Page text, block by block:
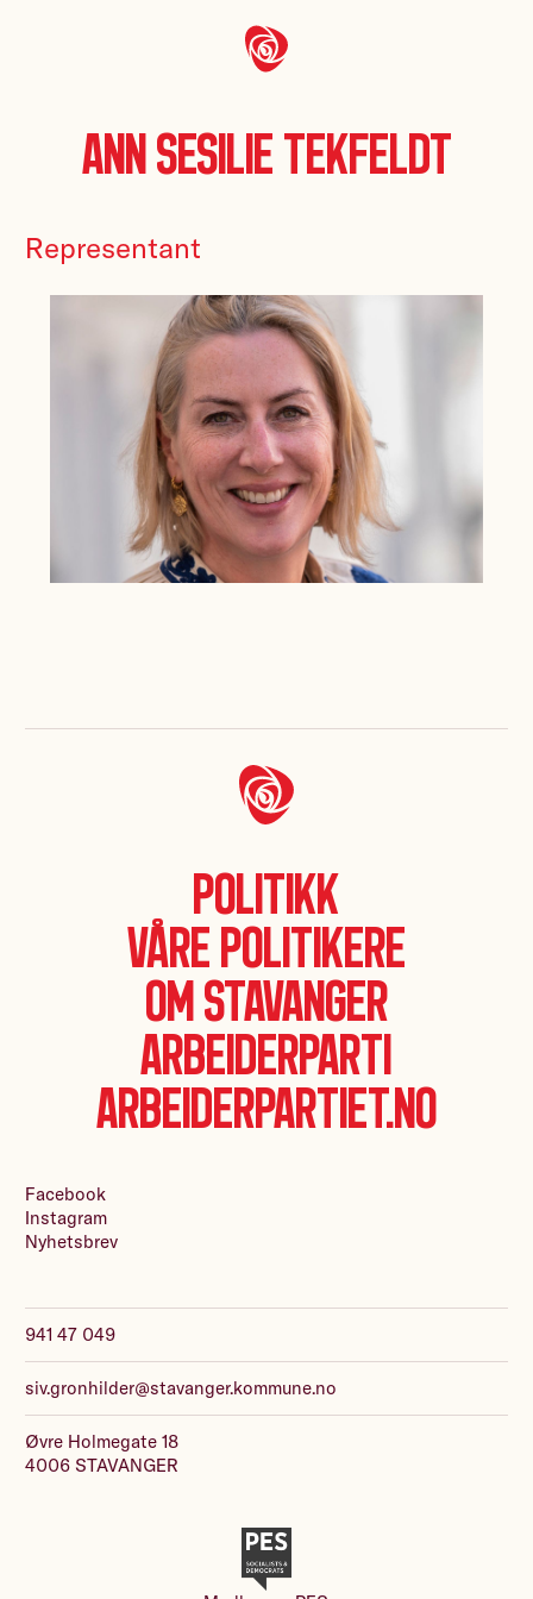
Ann Sesilie Tekfeldt
Representant
Politikk
Våre politikere
Om Stavanger
Arbeiderparti
Arbeiderpartiet.no
941 47 049
siv.gronhilder@stavanger.kommune.no
Øvre Holmegate 18
4006 STAVANGER
Facebook
Instagram
Nyhetsbrev